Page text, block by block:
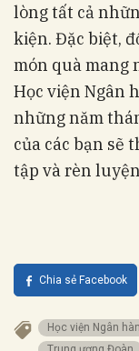
lòng tất cả
kiện. Đặc biệt,
món quà mang
Học viện Ngân
những năm
của các bạn sẽ
tập và rèn
Chia sẻ Facebook
Học viện Ngân